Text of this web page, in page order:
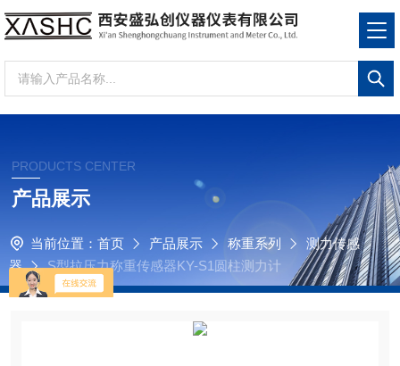
PRODUCTS CENTER
产品展示
当前位置： 首页 产品展示 称重系列
测力传感
器
S型拉压力称重传感器KY-S1圆柱测力计